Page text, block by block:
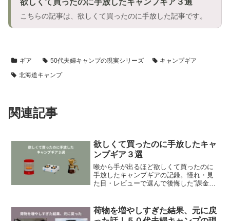
欲しくて買ったのに手放したキャンプギア３選
こちらの記事は、欲しくて買ったのに手放した記事です。
ギア 50代夫婦キャンプの現実シリーズ
キャンプギア
北海道キャンプ
関連記事
欲しくて買ったのに手放したキャ
ンプギア３選
喉から手が出るほど欲しくて買ったのに
手放したキャンプギアの記録。憧れ・見
た目・レビューで選んで後悔した“課金ガ
選びについて綴ります。
荷物を増やしすぎた結果、元に戻